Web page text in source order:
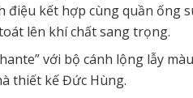
điệu kết hợp cùng quần ống
lên khí chất sang trọng.
với bộ cánh lộng lẫy
thiết kế Đức Hùng.